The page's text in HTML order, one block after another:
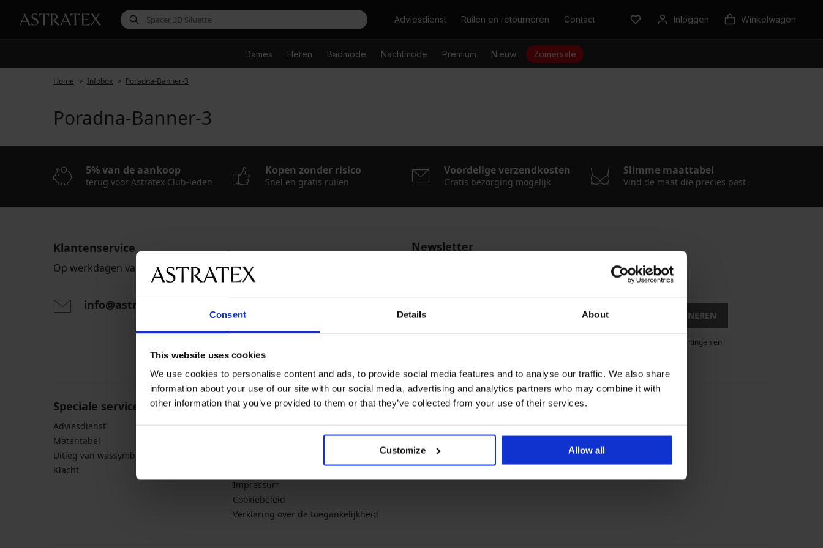
Consent Details About
This website uses cookies
We use cookies to personalise content and ads, to provide social media features and to analyse our traffic. We also share
information about your use of our site with our social media, advertising and analytics partners who may combine it with
other information that you’ve provided to them or that they’ve collected from your use of their services.
Customize Allow all
ZoekenAdviesdienst Ruilen en retourneren Contact Inloggen Winkelwagen
Dames Heren Badmode Nachtmode Premium Nieuw Zomersale
Home Infobox Poradna-Banner-3
Poradna-Banner-3
5% van de aankoop
terug voor Astratex Club-leden
Kopen zonder risico
Snel en gratis ruilen
Voordelige verzendkosten
Gratis bezorging mogelijk
Slimme maattabel
Vind de maat die precies past
Klantenservice
Op werkdagen van 8.00 tot 16.00 uur
info@astratex.nl
Newsletter
IK WIL ME ABONNEREN
Ik wil me inschrijven voor de nieuwsbrief met informatie over aanbiedingen, kortingen en
persoonsgegevens in overeenstemming met de voorwaarden voor de
Speciale service voor klanten
Adviesdienst
Matentabel
Uitleg van wassymbolen
Klacht
Algemene informatie
Verzending en betaling
Bescherming persoonsgegevens
Impressum
Cookiebeleid
Verklaring over de toegankelijkheid
Over het bedrijf
Over Astratex.nl